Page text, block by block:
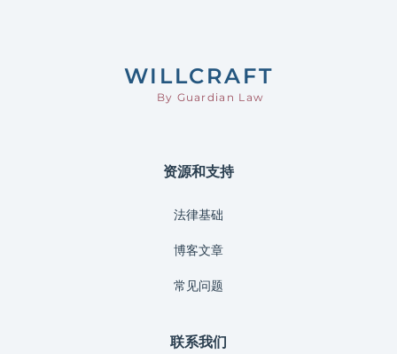
WILLCRAFT
By Guardian Law
资源和支持
法律基础
博客文章
常见问题
联系我们